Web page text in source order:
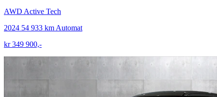
AWD Active Tech
2024 54 933 km Automat
kr 349 900,-